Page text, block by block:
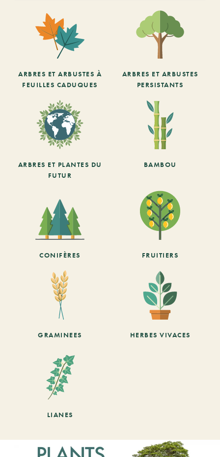
ARBRES ET ARBUSTES À
FEUILLES CADUQUES
ARBRES ET ARBUSTES
PERSISTANTS
ARBRES ET PLANTES DU
FUTUR
BAMBOU
CONIFÈRES FRUITIERS
GRAMINEES HERBES VIVACES
LIANES